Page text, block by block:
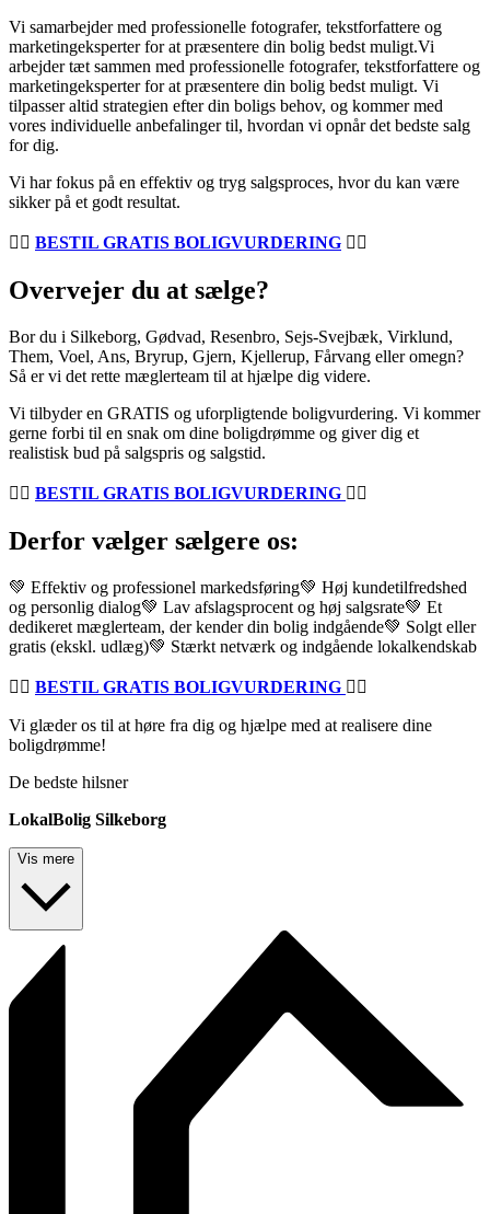
Vi samarbejder med professionelle fotografer, tekstforfattere og
marketingeksperter for at præsentere din bolig bedst muligt.Vi
arbejder tæt sammen med professionelle fotografer, tekstforfattere og
marketingeksperter for at præsentere din bolig bedst muligt. Vi
tilpasser altid strategien efter din boligs behov, og kommer med
vores individuelle anbefalinger til, hvordan vi opnår det bedste salg
for dig.
Vi har fokus på en effektiv og tryg salgsproces, hvor du kan være
sikker på et godt resultat.
👉🏽 BESTIL GRATIS BOLIGVURDERING 👈🏽
Overvejer du at sælge?
Bor du i Silkeborg, Gødvad, Resenbro, Sejs-Svejbæk, Virklund,
Them, Voel, Ans, Bryrup, Gjern, Kjellerup, Fårvang eller omegn?
Så er vi det rette mæglerteam til at hjælpe dig videre.
Vi tilbyder en GRATIS og uforpligtende boligvurdering. Vi kommer
gerne forbi til en snak om dine boligdrømme og giver dig et
realistisk bud på salgspris og salgstid.
👉🏽 BESTIL GRATIS BOLIGVURDERING 👈🏽
Derfor vælger sælgere os:
💚 Effektiv og professionel markedsføring💚 Høj kundetilfredshed
og personlig dialog💚 Lav afslagsprocent og høj salgsrate💚 Et
dedikeret mæglerteam, der kender din bolig indgående💚 Solgt eller
gratis (ekskl. udlæg)💚 Stærkt netværk og indgående lokalkendskab
👉🏽 BESTIL GRATIS BOLIGVURDERING 👈🏽
Vi glæder os til at høre fra dig og hjælpe med at realisere dine
boligdrømme!
De bedste hilsner
LokalBolig Silkeborg
Vis mere